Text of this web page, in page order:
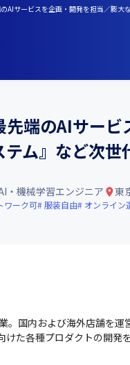
AIサービスを企画・開発を担当／膨
先端のAIサー
ム』など次
・機械学習エンジニア 東
ワーク可 服装自由 オンライン
国内および海外店舗を運
た各種プロダクトの開発を